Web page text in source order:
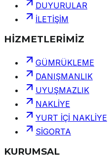
DUYURULAR
İLETİŞİM
HİZMETLERİMİZ
GÜMRÜKLEME
DANIŞMANLIK
UYUŞMAZLIK
NAKLİYE
YURT İÇİ NAKLİYE
SİGORTA
KURUMSAL